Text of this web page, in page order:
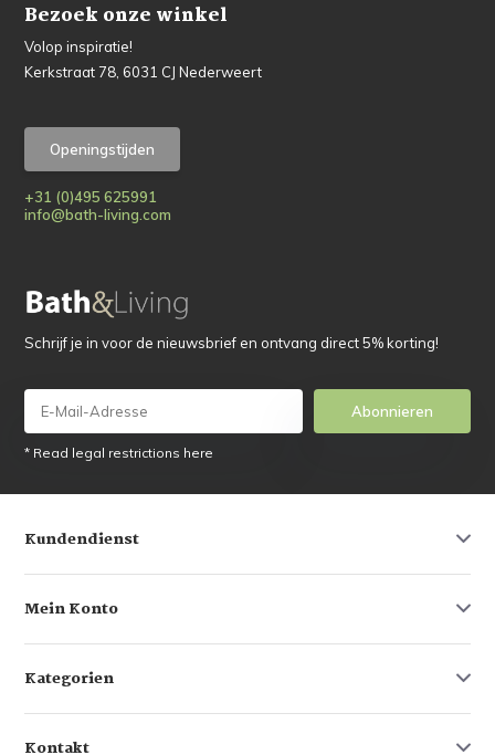
Bezoek onze winkel
Volop inspiratie!
Kerkstraat 78, 6031 CJ Nederweert
Openingstijden
+31 (0)495 625991
info@bath-living.com
Schrijf je in voor de nieuwsbrief en ontvang direct 5% korting!
Abonnieren
* Read legal restrictions here
Kundendienst
Mein Konto
Kategorien
Kontakt